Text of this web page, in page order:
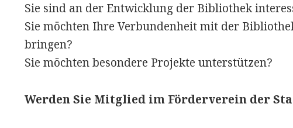
Sie sind an der Entwicklung der Bibliothek
Sie möchten Ihre Verbundenheit mit der
bringen?
Sie möchten besondere Projekte unterstützen?
Werden Sie Mitglied im Förderverein der